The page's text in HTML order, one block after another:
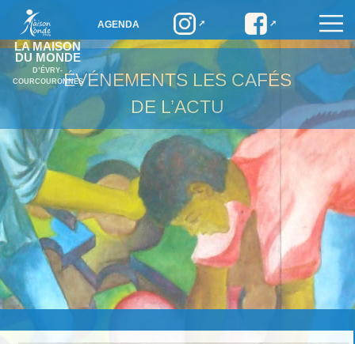
LA MAISON
DU MONDE
D’ÉVRY-
COURCOURONNES
AGENDA
ÉVÉNEMENTS LES CAFÉS
DE L’ACTU